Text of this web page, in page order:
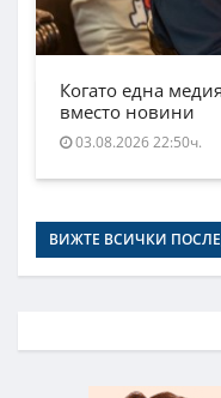
Когато една
вместо новини
03.08.2026 22:50ч.
ВИЖТЕ ВСИЧКИ